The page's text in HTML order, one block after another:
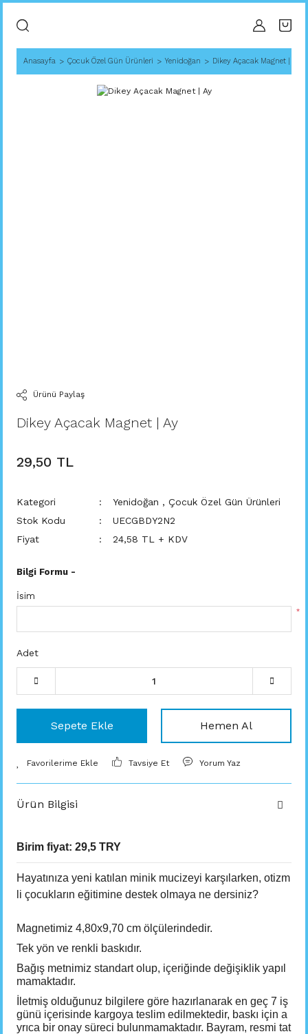
Anasayfa Çocuk Özel Gün Ürünleri Yenidoğan Dikey Açacak Magnet | Ay
Ürünü Paylaş
Dikey Açacak Magnet | Ay
29,50 TL
Kategori Yenidoğan , Çocuk Özel Gün Ürünleri
Stok Kodu
UECGBDY2N2
Fiyat
24,58 TL + KDV
Bilgi Formu -
İsim
*
Adet
Sepete Ekle Hemen Al
Tavsiye Et Yorum Yaz
Ürün Bilgisi
Birim fiyat: 29,5 TRY
Hayatınıza yeni katılan minik mucizeyi karşılarken, otizm
li çocukların eğitimine destek olmaya ne dersiniz?
Magnetimiz 4,80x9,70 cm ölçülerindedir.
Tek yön ve renkli baskıdır.
Bağış metnimiz standart olup, içeriğinde değişiklik yapıl
mamaktadır.
İletmiş olduğunuz bilgilere göre hazırlanarak en geç 7 iş
günü içerisinde kargoya teslim edilmektedir, baskı için a
yrıca bir onay süreci bulunmamaktadır. Bayram, resmi tat